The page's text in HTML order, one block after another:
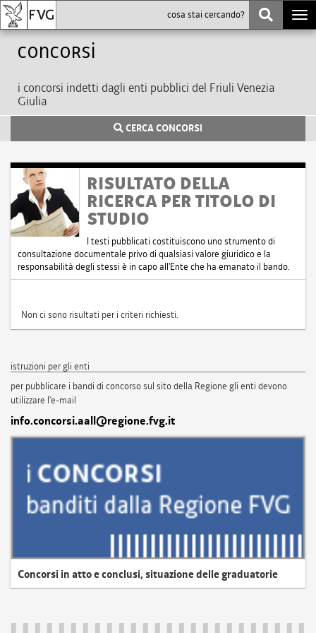
Concorsi
i concorsi indetti dagli enti pubblici del Friuli Venezia
Giulia
CERCA CONCORSI
RISULTATO DELLA
RICERCA PER TITOLO DI
STUDIO
I testi pubblicati costituiscono uno strumento di
consultazione documentale privo di qualsiasi valore giuridico e la
responsabilità degli stessi è in capo all'Ente che ha emanato il bando.
Non ci sono risultati per i criteri richiesti.
istruzioni per gli enti
per pubblicare i bandi di concorso sul sito della Regione gli enti devono
utilizzare l'e-mail
info.concorsi.aall@regione.fvg.it
Concorsi in atto e conclusi, situazione delle graduatorie